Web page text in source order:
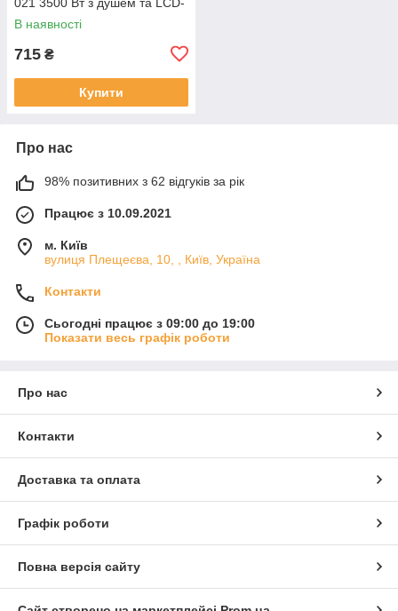
дисплеєм
В наявності
715 ₴
Купити
Про нас
98% позитивних з 62 відгуків за рік
Працює з 10.09.2021
м. Київ
вулиця Плещеєва, 10, , Київ, Україна
Контакти
Сьогодні працює з 09:00 до 19:00
Показати весь графік роботи
Про нас
Контакти
Доставка та оплата
Графік роботи
Повна версія сайту